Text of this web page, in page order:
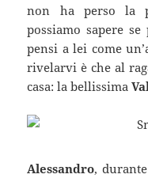
non ha perso la
possiamo sapere
pensi a lei come
rivelarvi è che al
casa: la bellissima
Alessandro,